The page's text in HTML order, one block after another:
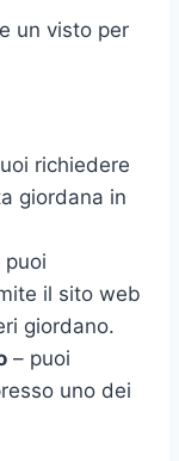
un visto per
richiedere
giordana in
puoi
il sito web
giordano.
– puoi
uno dei